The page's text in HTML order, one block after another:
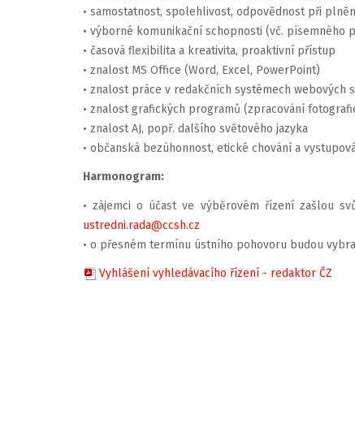
• samostatnost, spolehlivost, odpovědnost při
• výborné komunikační schopnosti (vč. písemného
• časová flexibilita a kreativita, proaktivní přístup
• znalost MS Office (Word, Excel, PowerPoint)
• znalost práce v redakčních systémech webových
• znalost grafických programů (zpracování
• znalost AJ, popř. dalšího světového jazyka
• občanská bezúhonnost, etické chování a
Harmonogram:
• zájemci o účast ve výběrovém řízení zašlou
ustredni.rada@ccsh.cz
• o přesném termínu ústního pohovoru budou
Vyhlášení vyhledávacího řízení - redaktor ČZ